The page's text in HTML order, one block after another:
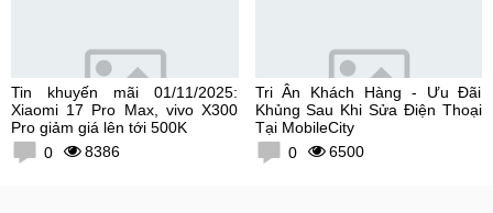
Tin khuyến mãi 01/11/2025:
Xiaomi 17 Pro Max, vivo X300
Pro giảm giá lên tới 500K
0
8386
Tri Ân Khách Hàng - Ưu Đãi
Khủng Sau Khi Sửa Điện Thoại
Tại MobileCity
0
6500